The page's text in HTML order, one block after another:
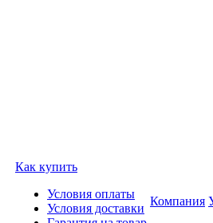
Как купить
Условия оплаты
Условия доставки
Компания